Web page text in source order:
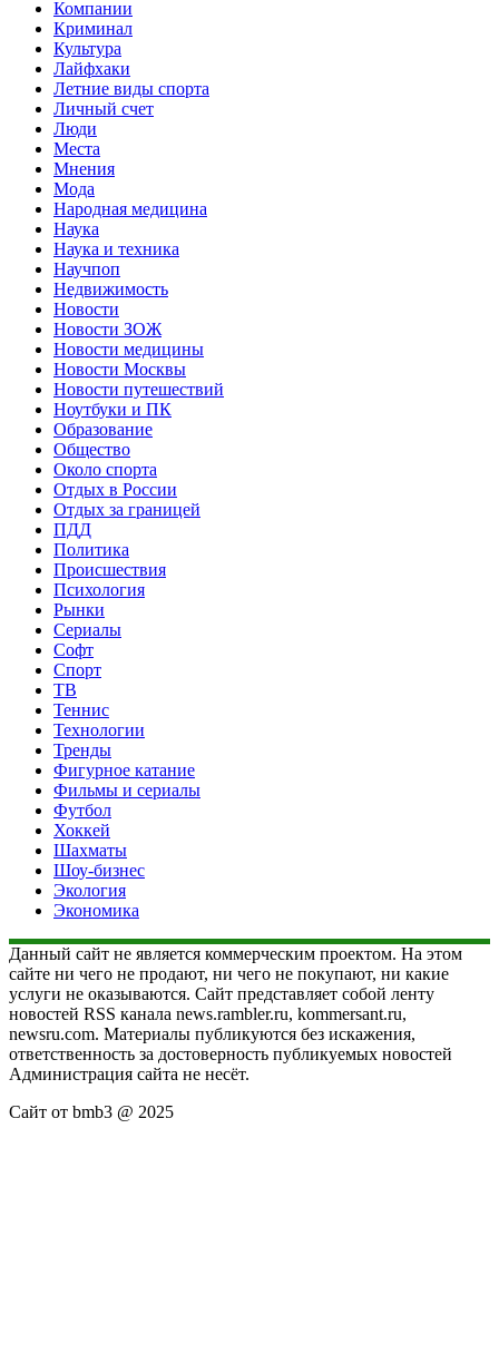
Компании
Криминал
Культура
Лайфхаки
Летние виды спорта
Личный счет
Люди
Места
Мнения
Мода
Народная медицина
Наука
Наука и техника
Научпоп
Недвижимость
Новости
Новости ЗОЖ
Новости медицины
Новости Москвы
Новости путешествий
Ноутбуки и ПК
Образование
Общество
Около спорта
Отдых в России
Отдых за границей
ПДД
Политика
Происшествия
Психология
Рынки
Сериалы
Софт
Спорт
ТВ
Теннис
Технологии
Тренды
Фигурное катание
Фильмы и сериалы
Футбол
Хоккей
Шахматы
Шоу-бизнес
Экология
Экономика
Данный сайт не является коммерческим проектом. На этом
сайте ни чего не продают, ни чего не покупают, ни какие
услуги не оказываются. Сайт представляет собой ленту
новостей RSS канала news.rambler.ru, kommersant.ru,
newsru.com. Материалы публикуются без искажения,
ответственность за достоверность публикуемых новостей
Администрация сайта не несёт.
Сайт от bmb3 @ 2025